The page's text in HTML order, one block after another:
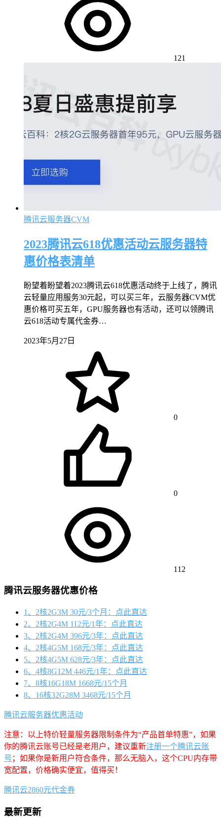
121
腾讯云服务器CVM
2023腾讯云618优惠活动云服务器特
惠价格表清单
盼望着盼望着2023腾讯云618优惠活动终于上线了，腾讯
云轻量应用服务30元起，可以买三年，云服务器CVM优
惠价格可买五年，GPU服务器也有活动，还可以领腾讯
云618活动专属代金券…
2023年5月27日
0
0
112
腾讯云服务器优惠价格
1、2核2G3M 30元/3个月：点此直达
2、2核2G4M 112元/1年：点此直达
3、2核2G4M 396元/3年：点此直达
4、2核4G5M 168元/3年：点此直达
5、2核4G5M 628元/3年：点此直达
6、4核8G12M 446元/1年：点此直达
7、8核16G18M 1668元/15个月
8、16核32G28M 3468元/15个月
腾讯云服务器优惠活动
注意：以上特价轻量服务器限制条件为“产品首单特惠”，如果
你的腾讯云账号已经是老用户，建议重新注册一个腾讯云账
号 ；如果你是新用户符合条件，那么无脑入，这个CPU内存带
宽配置，价格确实便宜，值得买！
腾讯云2860元代金券
最新更新